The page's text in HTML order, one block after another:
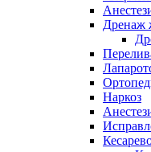
Дренаж
Наркоз